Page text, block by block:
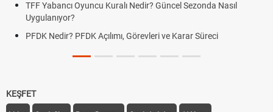
TFF Yabancı Oyuncu Kuralı Nedir? Güncel Sezonda Nasıl
Uygulanıyor?
PFDK Nedir? PFDK Açılımı, Görevleri ve Karar Süreci
KEŞFET